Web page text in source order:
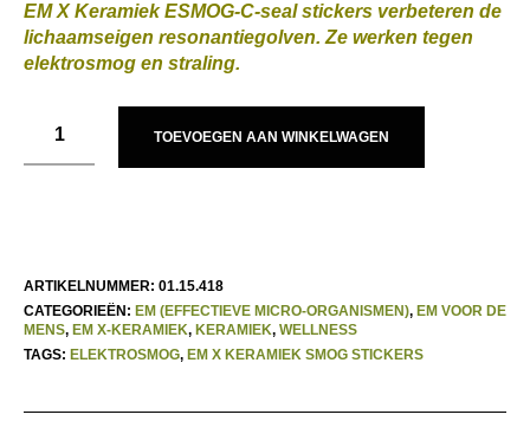
EM X Keramiek ESMOG-C-seal stickers verbeteren de
lichaamseigen resonantiegolven. Ze werken tegen
elektrosmog en straling.
TOEVOEGEN AAN WINKELWAGEN
ARTIKELNUMMER: 01.15.418
CATEGORIEËN: EM (EFFECTIEVE MICRO-ORGANISMEN), EM VOOR DE
MENS, EM X-KERAMIEK, KERAMIEK, WELLNESS
TAGS: ELEKTROSMOG, EM X KERAMIEK SMOG STICKERS